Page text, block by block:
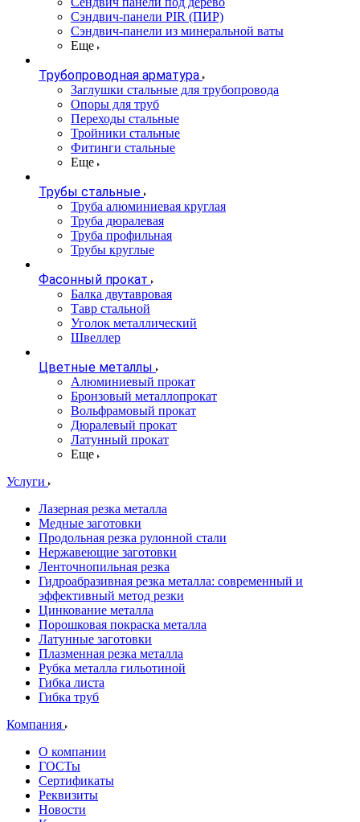
Сэндвич-панели PIR (ПИР)
Сэндвич-панели из минеральной ваты
Еще
Трубопроводная арматура
Заглушки стальные для трубопровода
Опоры для труб
Переходы стальные
Тройники стальные
Фитинги стальные
Еще
Трубы стальные
Труба алюминиевая круглая
Труба дюралевая
Труба профильная
Трубы круглые
Фасонный прокат
Балка двутавровая
Тавр стальной
Уголок металлический
Швеллер
Цветные металлы
Алюминиевый прокат
Бронзовый металлопрокат
Вольфрамовый прокат
Дюралевый прокат
Латунный прокат
Еще
Услуги
Лазерная резка металла
Медные заготовки
Продольная резка рулонной стали
Нержавеющие заготовки
Ленточнопильная резка
Гидроабразивная резка металла: современный и
эффективный метод резки
Цинкование металла
Порошковая покраска металла
Латунные заготовки
Плазменная резка металла
Рубка металла гильотиной
Гибка листа
Гибка труб
Компания
О компании
ГОСТы
Сертификаты
Реквизиты
Новости